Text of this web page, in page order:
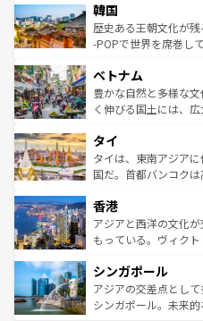
ワイを、存分に味わってほしい。 なお
はコンテンツ一覧を
いる。アクティビティ
ビング、ハイキング
い。オーストラリア
参照してほしい。
ン）、静ひつな山岳地
と山間の静けさが共
驚きをもたらしてく
容にもいいと評判のス
が味わえる。
照してほしい。
韓国
歴史ある王朝文化が
-POPで世界を席巻し
き、地方に足を延ばせ
できる。そして、キ
まで、さまざまな韓
リティに包まれながら
わ
覧を参照してほしい。
ベトナム
豊かな自然と多様な
く伸びる国土には、
急速な発展と共に伝統
ーチミン市のフラン
醸し出している。ま
とつ。フォーやバイン
ひ現地で味わいたい
が旅行者を迎えてく
参照してほしい。
タイ
タイは、東南アジア
国だ。首都バンコク
の活気が交差している
帯で自然と触れ合い
いビーチでリゾート
激する。気候は一年中
が待っている。親し
た文化、そして多様
香港
アジアと西洋の文化
もっている。ヴィク
み、どこを訪れても感
ており、効率よく見
うな絶景から文化的
シンガポール
アジアの交差点とし
シンガポール。未来